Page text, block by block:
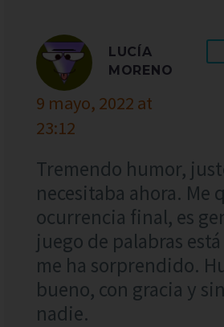
LUCÍA
MORENO
9 mayo, 2022 at
23:12
Tremendo humor,
necesitaba ahora. Me
ocurrencia final, es
juego de palabras
me ha sorprendido.
bueno, con gracia y
nadie.